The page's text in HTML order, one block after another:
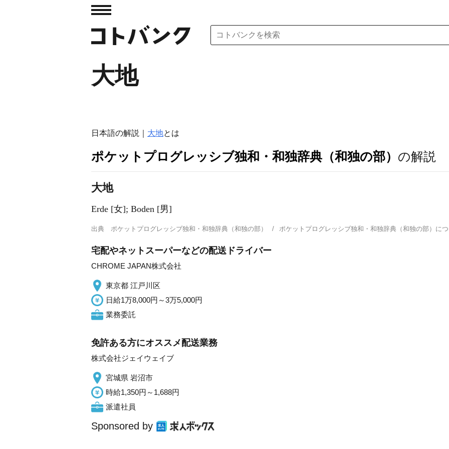
大地
日本語の解説｜ 大地とは
ポケットプログレッシブ独和・和独辞典（和独の部） の解説
大地
Erde [女]; Boden [男]
出典 ポケットプログレッシブ独和・和独辞典（和独の部） ポケットプログレッシブ独和・和独辞典（和独の部）
宅配やネットスーパーなどの配送ドライバー
CHROME JAPAN株式会社
東京都 江戸川区
日給1万8,000円～3万5,000円
業務委託
免許ある方にオススメ配送業務
株式会社ジェイウェイブ
宮城県 岩沼市
時給1,350円～1,688円
派遣社員
Sponsored by